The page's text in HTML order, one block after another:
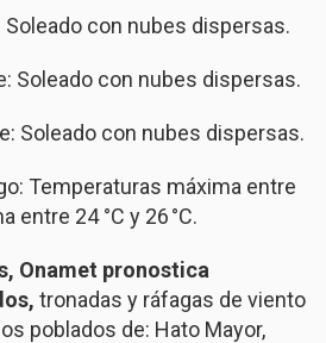
Soleado con nubes dispersas.
Soleado con nubes dispersas.
Soleado con nubes dispersas.
Temperaturas máxima entre
entre 24 °C y 26 °C.
Onamet pronostica
tronadas y ráfagas de viento
poblados de: Hato Mayor,